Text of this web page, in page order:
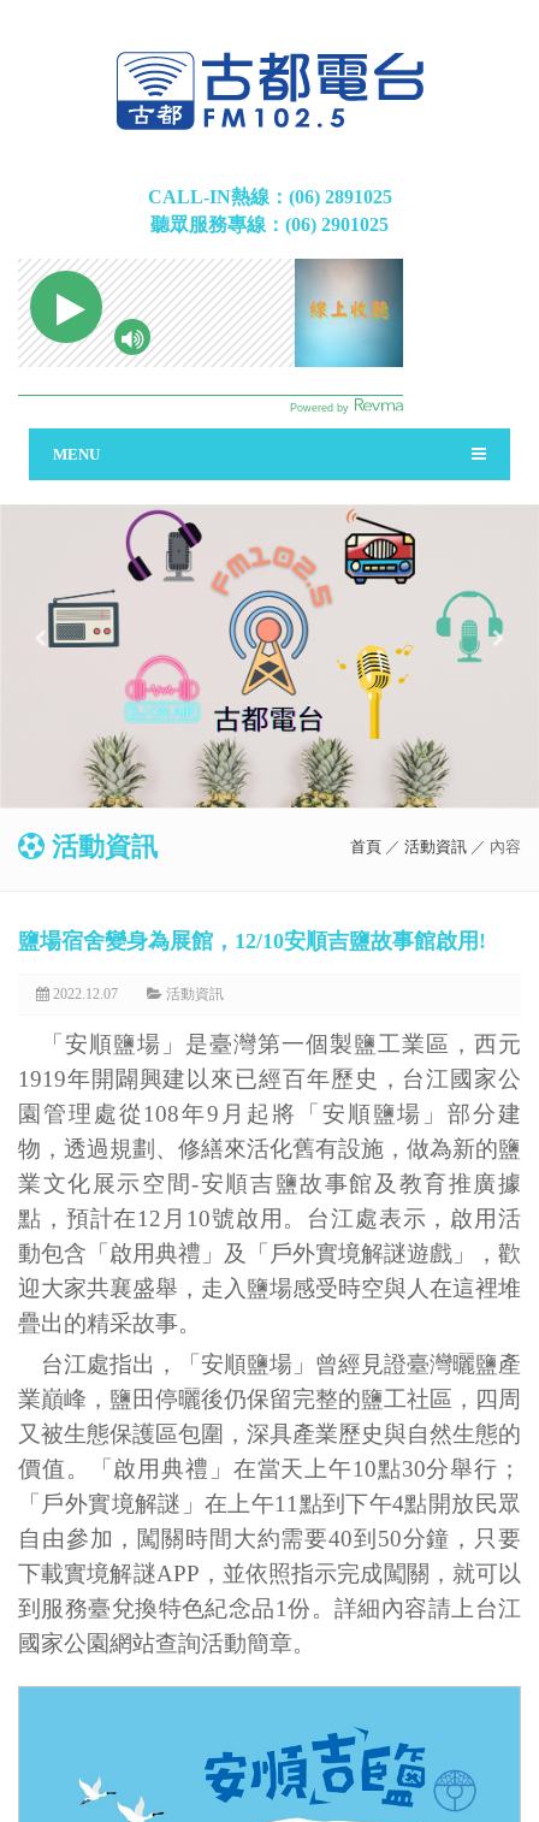
CALL-IN熱線：(06) 2891025
聽眾服務專線：(06) 2901025
MENU
活動資訊 首頁 ／ 活動資訊 ／ 內容
鹽場宿舍變身為展館，12/10安順吉鹽故事館啟用!
2022.12.07 活動資訊
「安順鹽場」是臺灣第一個製鹽工業區，西元
1919年開闢興建以來已經百年歷史，台江國家公
園管理處從108年9 月起將「安順鹽場」部分建
物，透過規劃、修繕來活化舊有設施，做為新的鹽
業文化展示空間-安順吉鹽故事館及教育推廣據
點，預計在12 月 10號啟用。台江處表示，啟用活
動包含「啟用典禮」及「戶外實境解謎遊戲」，歡
迎大家共襄盛舉，走入鹽場感受時空與人在這裡堆
疊出的精采故事。
台江處指出，「安順鹽場」曾經見證臺灣曬鹽產
業巔峰，鹽田停曬後仍保留完整的鹽工社區，四周
又被生態保護區包圍，深具產業歷史與自然生態的
價值。「啟用典禮」在當天上午10點30分舉行；
「戶外實境解謎」在上午11點到下午4點開放民眾
自由參加，闖關時間大約需要40到 50分鐘，只要
下載實境解謎APP ，並依照指示完成闖關，就可以
到服務臺兌換特色紀念品1份。詳細內容請上台江
國家公園網站查詢活動簡章。